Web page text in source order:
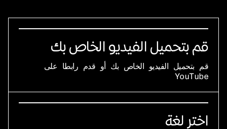
قم بتحميل الفيديو الخاص بك
قم بتحميل الفيديو الخاص بك أو قدم رابطا على
YouTube
اختر لغة